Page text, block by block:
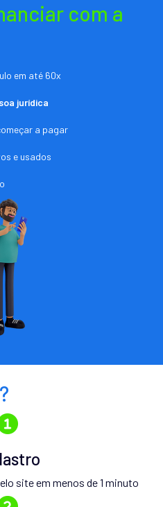
com a
em até 60x
jurídica
a pagar
e usados
site em menos de 1 minuto